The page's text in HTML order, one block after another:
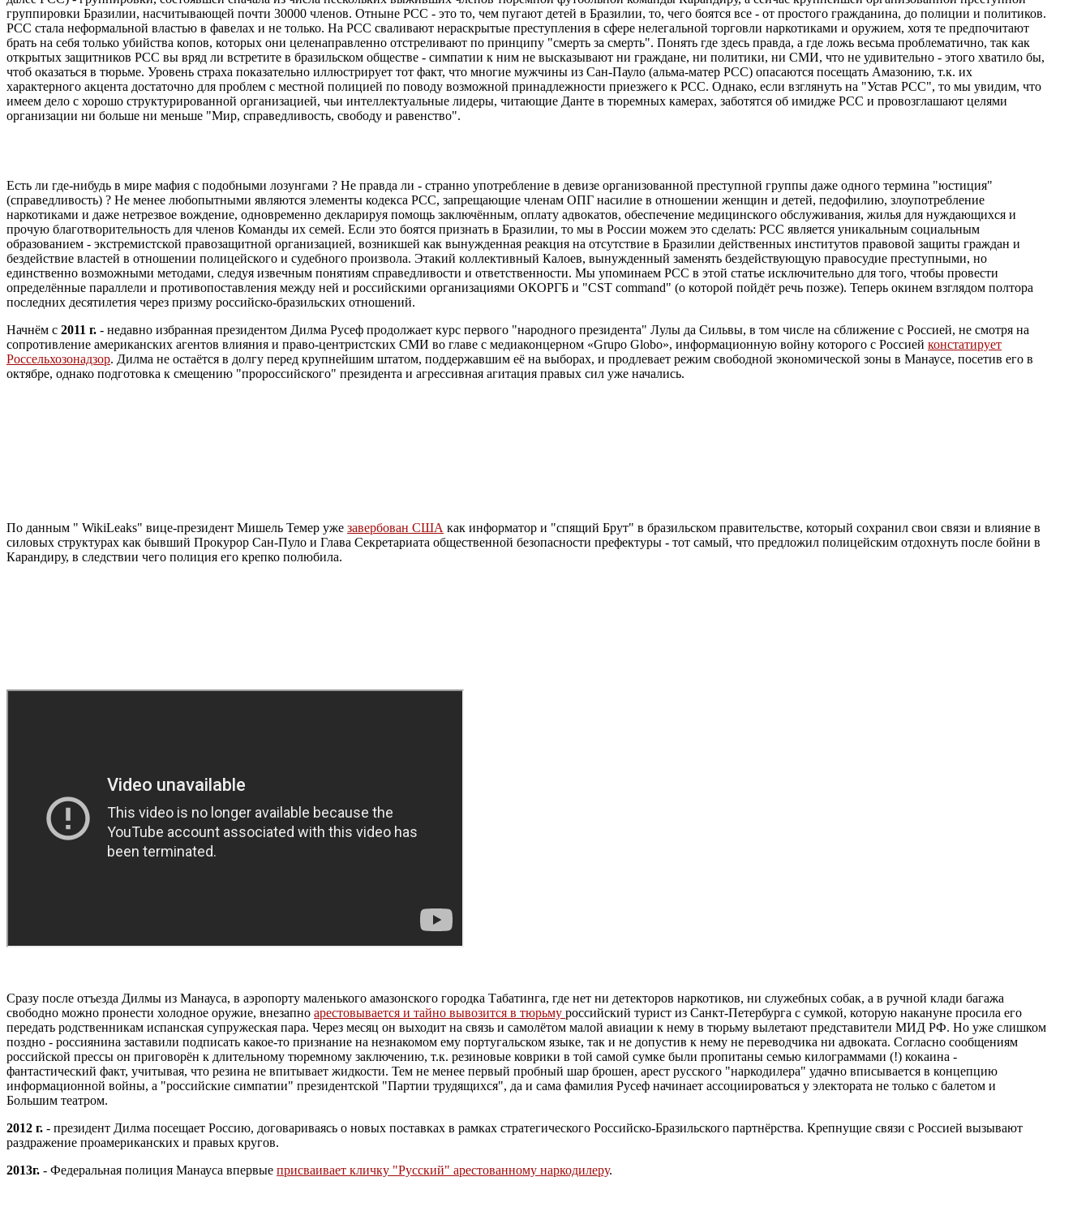
группировки Бразилии, насчитывающей почти 30000 членов. Отныне PCC - это то, чем пугают детей в Бразилии, то, чего боятся все - от простого гражданина, до полиции и политиков.
PCC стала неформальной властью в фавелах и не только. На PCC сваливают нераскрытые преступления в сфере нелегальной торговли наркотиками и оружием, хотя те предпочитают
брать на себя только убийства копов, которых они целенаправленно отстреливают по принципу "смерть за смерть". Понять где здесь правда, а где ложь весьма проблематично, так как
открытых защитников PCC вы вряд ли встретите в бразильском обществе - симпатии к ним не высказывают ни граждане, ни политики, ни СМИ, что не удивительно - этого хватило бы,
чтоб оказаться в тюрьме. Уровень страха показательно иллюстрирует тот факт, что многие мужчины из Сан-Пауло (альма-матер PCC) опасаются посещать Амазонию, т.к. их
характерного акцента достаточно для проблем с местной полицией по поводу возможной принадлежности приезжего к PCC. Однако, если взглянуть на "Устав PCC", то мы увидим, что
имеем дело с хорошо структурированной организацией, чьи интеллектуальные лидеры, читающие Данте в тюремных камерах, заботятся об имидже PCC и провозглашают целями
организации ни больше ни меньше "Мир, справедливость, свободу и равенство".
Есть ли где-нибудь в мире мафия с подобными лозунгами ? Не правда ли - странно употребление в девизе организованной преступной группы даже одного термина "юстиция"
(справедливость) ? Не менее любопытными являются элементы кодекса PCC, запрещающие членам ОПГ насилие в отношении женщин и детей, педофилию, злоупотребление
наркотиками и даже нетрезвое вождение, одновременно декларируя помощь заключённым, оплату адвокатов, обеспечение медицинского обслуживания, жилья для нуждающихся и
прочую благотворительность для членов Команды их семей. Если это боятся признать в Бразилии, то мы в России можем это сделать: PCC является уникальным социальным
образованием - экстремистской правозащитной организацией, возникшей как вынужденная реакция на отсутствие в Бразилии действенных институтов правовой защиты граждан и
бездействие властей в отношении полицейского и судебного произвола. Этакий коллективный Калоев, вынужденный заменять бездействующую правосудие преступными, но
единственно возможными методами, следуя извечным понятиям справедливости и ответственности. Мы упоминаем PCC в этой статье исключительно для того, чтобы провести
определённые параллели и противопоставления между ней и российскими организациями ОКОРГБ и "CST command" (о которой пойдёт речь позже). Теперь окинем взглядом полтора
последних десятилетия через призму российско-бразильских отношений.
Начнём с 2011 г. - недавно избранная президентом Дилма Русеф продолжает курс первого "народного президента" Лулы да Сильвы, в том числе на сближение с Россией, не смотря на
сопротивление американских агентов влияния и право-центристских СМИ во главе с медиаконцерном «Grupo Globo», информационную войну которого с Россией констатирует
Россельхозонадзор. Дилма не остаётся в долгу перед крупнейшим штатом, поддержавшим её на выборах, и продлевает режим свободной экономической зоны в Манаусе, посетив его в
октябре, однако подготовка к смещению "пророссийского" президента и агрессивная агитация правых сил уже начались.
По данным " WikiLeaks" вице-президент Мишель Темер уже завербован США как информатор и "спящий Брут" в бразильском правительстве, который сохранил свои связи и влияние в
силовых структурах как бывший Прокурор Сан-Пуло и Глава Секретариата общественной безопасности префектуры - тот самый, что предложил полицейским отдохнуть после бойни в
Карандиру, в следствии чего полиция его крепко полюбила.
Сразу после отъезда Дилмы из Манауса, в аэропорту маленького амазонского городка Табатинга, где нет ни детекторов наркотиков, ни служебных собак, а в ручной клади багажа
свободно можно пронести холодное оружие, внезапно арестовывается и тайно вывозится в тюрьму российский турист из Санкт-Петербурга c сумкой, которую накануне просила его
передать родственникам испанская супружеская пара. Через месяц он выходит на связь и самолётом малой авиации к нему в тюрьму вылетают представители МИД РФ. Но уже слишком
поздно - россиянина заставили подписать какое-то признание на незнакомом ему португальском языке, так и не допустив к нему не переводчика ни адвоката. Согласно сообщениям
российской прессы он приговорён к длительному тюремному заключению, т.к. резиновые коврики в той самой сумке были пропитаны семью килограммами (!) кокаина -
фантастический факт, учитывая, что резина не впитывает жидкости. Тем не менее первый пробный шар брошен, арест русского "наркодилера" удачно вписывается в концепцию
информационной войны, а "российские симпатии" президентской "Партии трудящихся", да и сама фамилия Русеф начинает ассоциироваться у электората не только с балетом и
Большим театром.
2012 г. - президент Дилма посещает Россию, договариваясь о новых поставках в рамках стратегического Российско-Бразильского партнёрства. Крепнущие связи с Россией вызывают
раздражение проамериканских и правых кругов.
2013г. - Федеральная полиция Манауса впервые присваивает кличку "Русский" арестованному наркодилеру.